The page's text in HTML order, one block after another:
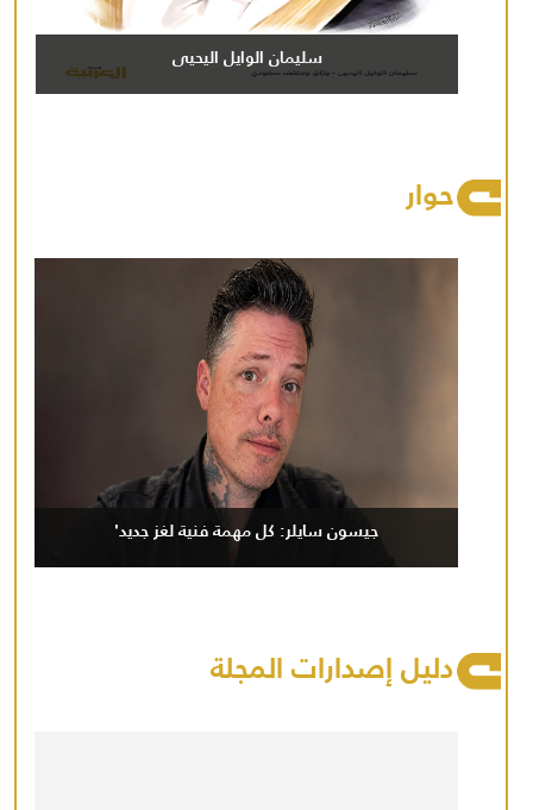
سليمان الوايل اليحيى
حوار
جيسون سايلر: كل مهمة فنية لغز جديد'
دليل إصدارات المجلة